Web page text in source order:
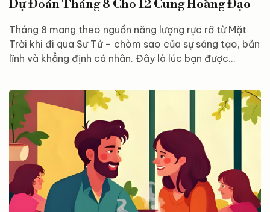
Dự Đoán Tháng 8 Cho 12 Cung Hoàng Đạo
Tháng 8 mang theo nguồn năng lượng rực rỡ từ Mặt
Trời khi đi qua Sư Tử – chòm sao của sự sáng tạo, bản
lĩnh và khẳng định cá nhân. Đây là lúc bạn được
phá điều gì đang chờ đón bạn trong tình yêu, công
việc, sức khỏe, cùng lời khuyên dành riêng cho từng
cung nhé! Bạch Dương (21/3 – 19/4) Tình yêu: Độc
thân? Bạn có nhiều cơ hội gặp gỡ người mới tại các...